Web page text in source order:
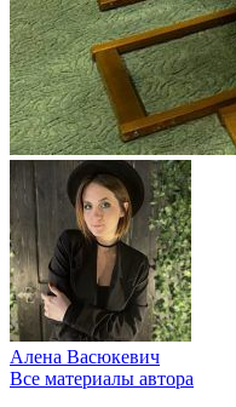
Алена Васюкевич
Все материалы автора